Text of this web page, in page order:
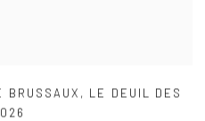
BRUSSAUX , LE DEUIL DES